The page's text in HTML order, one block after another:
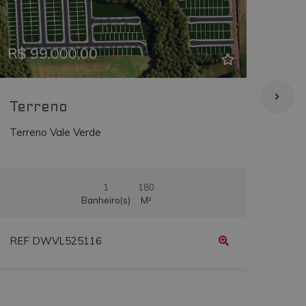
R$ 99.000,00
Terreno
Terreno Vale Verde
1
Banheiro(s)
180
M²
REF DWVL525116
como o usuário final
antes de visitar o